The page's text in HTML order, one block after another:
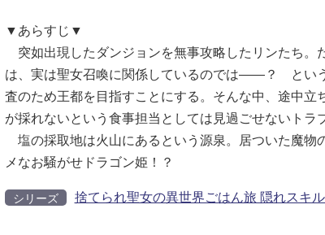
▼あらすじ▼
突如出現したダンジョンを無事攻略したリンたち。
は、実は聖女召喚に関係しているのでは――？ とい
査のため王都を目指すことにする。そんな中、途中立
が採れないという食事担当としては見過ごせないトラ
塩の採取地は火山にあるという源泉。居ついた魔
メなお騒がせドラゴン姫！？
シリーズ 捨てられ聖女の異世界ごはん旅 隠れスキ